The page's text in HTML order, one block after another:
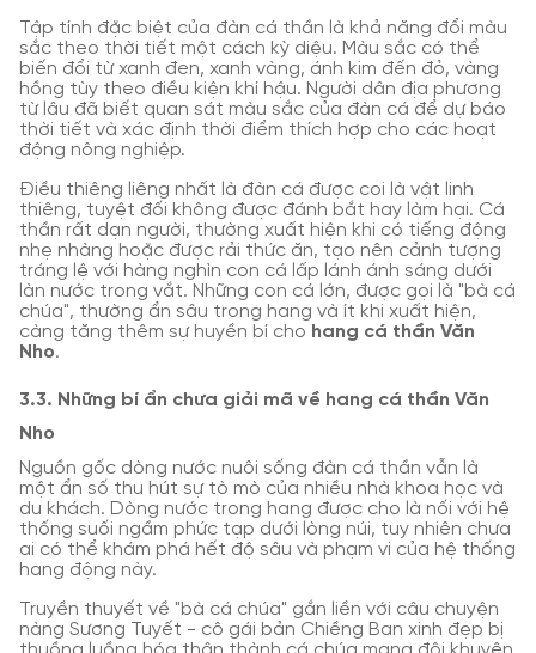
Tập tính đặc biệt của đàn cá thần là khả năng đổi màu
sắc theo thời tiết một cách kỳ diệu. Màu sắc có thể
biến đổi từ xanh đen, xanh vàng, ánh kim đến đỏ, vàng
hồng tùy theo điều kiện khí hậu. Người dân địa phương
từ lâu đã biết quan sát màu sắc của đàn cá để dự báo
thời tiết và xác định thời điểm thích hợp cho các hoạt
động nông nghiệp.
Điều thiêng liêng nhất là đàn cá được coi là vật linh
thiêng, tuyệt đối không được đánh bắt hay làm hại. Cá
thần rất dạn người, thường xuất hiện khi có tiếng động
nhẹ nhàng hoặc được rải thức ăn, tạo nên cảnh tượng
tráng lệ với hàng nghìn con cá lấp lánh ánh sáng dưới
làn nước trong vắt. Những con cá lớn, được gọi là "bà cá
chúa", thường ẩn sâu trong hang và ít khi xuất hiện,
càng tăng thêm sự huyền bí cho hang cá thần Văn
Nho.
3.3. Những bí ẩn chưa giải mã về hang cá thần Văn
Nho
Nguồn gốc dòng nước nuôi sống đàn cá thần vẫn là
một ẩn số thu hút sự tò mò của nhiều nhà khoa học và
du khách. Dòng nước trong hang được cho là nối với hệ
thống suối ngầm phức tạp dưới lòng núi, tuy nhiên chưa
ai có thể khám phá hết độ sâu và phạm vi của hệ thống
hang động này.
Truyền thuyết về "bà cá chúa" gắn liền với câu chuyện
nàng Sương Tuyết - cô gái bản Chiềng Ban xinh đẹp bị